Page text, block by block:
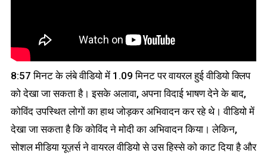
8:57 मिनट के लंबे वीडियो में 1.09 मिनट पर वायरल हुई वीडियो क्लिप
को देखा जा सकता है। इसके अलावा, अपना विदाई भाषण देने के बाद,
कोविंद उपस्थित लोगों का हाथ जोड़कर अभिवादन कर रहे थे। वीडियो में
देखा जा सकता है कि कोविंद ने मोदी का अभिवादन किया। लेकिन,
सोशल मीडिया यूज़र्स ने वायरल वीडियो से उस हिस्से को काट दिया है और